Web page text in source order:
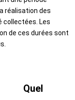
réalisation des
collectées. Les
de ces durées sont
Quel